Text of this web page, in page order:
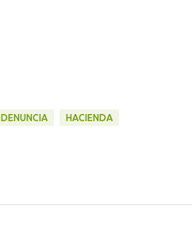
DENUNCIA HACIENDA